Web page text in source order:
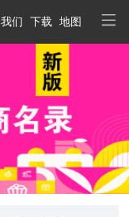
我们 下载 地图